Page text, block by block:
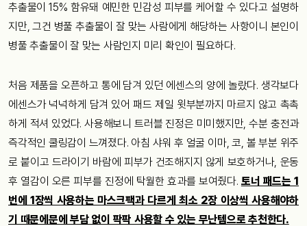
추출물이 15% 함유돼 예민한 민감성 피부를 케어할 수 있다고 설명하
지만, 그건 병풀 추출물이 잘 맞는 사람에게 해당하는 사항이니 본인이
병풀 추출물이 잘 맞는 사람인지 미리 확인이 필요하다.
처음 제품을 오픈하고 통에 담겨 있던 에센스의 양에 놀랐다. 생각보다
에센스가 넉넉하게 담겨 있어 패드 제일 윗부분까지 마르지 않고 촉촉
하게 적셔 있었다. 사용해보니 트러블 진정은 미미했지만, 수분 충전과
즉각적인 쿨링감이 느껴졌다. 아침 샤워 후 얼굴 이마, 코, 볼 부분 위주
로 붙이고 드라이기 바람에 피부가 건조해지지 않게 보호하거나, 운동
후 열감이 오른 피부를 진정에 탁월한 효과를 보여줬다. 토너 패드는 1
번에 1장씩 사용하는 마스크팩과 다르게 최소 2장 이상씩 사용해야하
기 때문에문에 부담 없이 팍팍 사용할 수 있는 무난템으로 추천한다.